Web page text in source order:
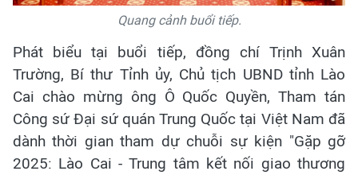
Quang cảnh buổi tiếp.
Phát biểu tại buổi tiếp, đồng chí Trịnh Xuân
Trường, Bí thư Tỉnh ủy, Chủ tịch UBND tỉnh Lào
Cai chào mừng ông Ô Quốc Quyền, Tham tán
Công sứ Đại sứ quán Trung Quốc tại Việt Nam đã
dành thời gian tham dự chuỗi sự kiện "Gặp gỡ
2025: Lào Cai - Trung tâm kết nối giao thương